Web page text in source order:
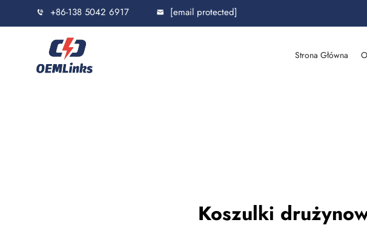
+86-138 5042 6917 [email protected]
Strona Główna
Koszulki